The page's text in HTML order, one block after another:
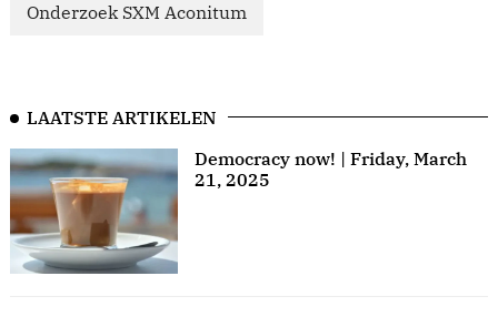
Onderzoek SXM Aconitum
LAATSTE ARTIKELEN
Democracy now! | Friday, March
21, 2025